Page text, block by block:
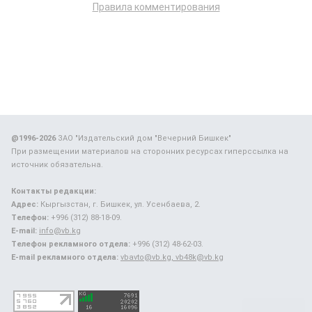
Правила комментирования
@1996-2026ЗАО "Издательский дом "Вечерний Бишкек"
При размещении материалов на сторонних ресурсах гиперссылка на
источник обязательна.
Контакты редакции:
Адрес: Кыргызстан, г. Бишкек, ул. Усенбаева, 2.
Телефон: +996 (312) 88-18-09.
E-mail: info@vb.kg
Телефон рекламного отдела: +996 (312) 48-62-03.
E-mail рекламного отдела: vbavto@vb.kg, vb48k@vb.kg